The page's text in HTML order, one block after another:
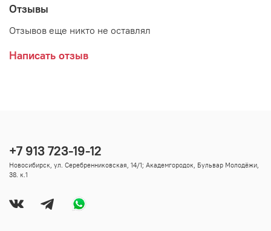
Отзывы
Отзывов еще никто не оставлял
Написать отзыв
+7 913 723-19-12
Новосибирск, ул. Серебренниковская, 14/1; Академгородок, Бульвар Молодёжи,
38. к.1